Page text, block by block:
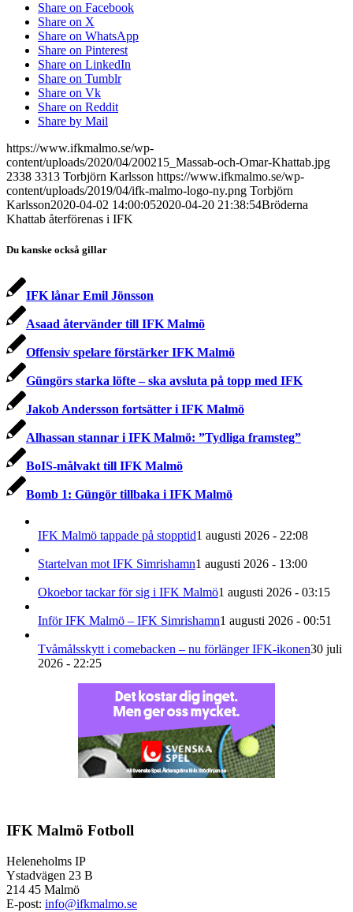
Share on Facebook
Share on X
Share on WhatsApp
Share on Pinterest
Share on LinkedIn
Share on Tumblr
Share on Vk
Share on Reddit
Share by Mail
https://www.ifkmalmo.se/wp-
content/uploads/2020/04/200215_Massab-och-Omar-Khattab.jpg
2338 3313 Torbjörn Karlsson https://www.ifkmalmo.se/wp-
content/uploads/2019/04/ifk-malmo-logo-ny.png Torbjörn
Karlsson2020-04-02 14:00:052020-04-20 21:38:54Bröderna
Khattab återförenas i IFK
Du kanske också gillar
IFK lånar Emil Jönsson
Asaad återvänder till IFK Malmö
Offensiv spelare förstärker IFK Malmö
Güngörs starka löfte – ska avsluta på topp med IFK
Jakob Andersson fortsätter i IFK Malmö
Alhassan stannar i IFK Malmö: ”Tydliga framsteg”
BoIS-målvakt till IFK Malmö
Bomb 1: Güngör tillbaka i IFK Malmö
IFK Malmö tappade på stopptid1 augusti 2026 - 22:08
Startelvan mot IFK Simrishamn1 augusti 2026 - 13:00
Okoebor tackar för sig i IFK Malmö1 augusti 2026 - 03:15
Inför IFK Malmö – IFK Simrishamn1 augusti 2026 - 00:51
Tvåmålsskytt i comebacken – nu förlänger IFK-ikonen30 juli
2026 - 22:25
IFK Malmö Fotboll
Heleneholms IP
Ystadvägen 23 B
214 45 Malmö
E-post: info@ifkmalmo.se